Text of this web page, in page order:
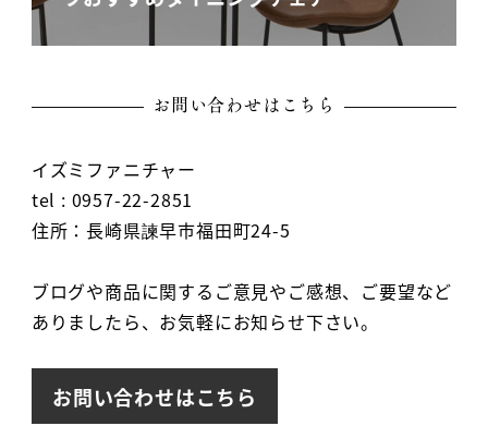
お問い合わせはこちら
イズミファニチャー
tel : 0957-22-2851
住所：長崎県諫早市福田町24-5
ブログや商品に関するご意見やご感想、ご要望など
ありましたら、お気軽にお知らせ下さい。
お問い合わせはこちら